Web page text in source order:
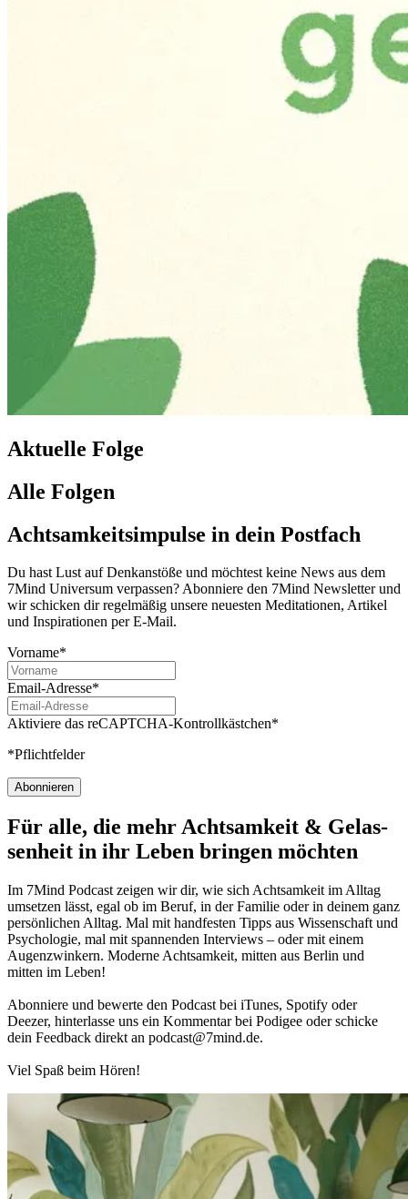
Aktuelle Folge
Alle Folgen
Achtsamkeitsimpulse in dein Postfach
Du hast Lust auf Denkanstöße und möchtest keine News aus dem
7Mind Universum verpassen? Abon­niere den 7Mind News­let­ter und
wir schicken dir regelmäßig unsere neuesten Meditationen, Artikel
und Inspirationen per E-Mail.
Vorname*
Email-Adresse*
Aktiviere das reCAPTCHA-Kontrollkästchen*
*Pflichtfelder
Abonnieren
Für alle, die mehr Acht­sam­keit & Gelas­
sen­heit in ihr Leben brin­gen möch­ten
Im 7Mind Pod­cast zeigen wir dir, wie sich Acht­sam­keit im Alltag
umset­zen lässt, egal ob im Beruf, in der Fami­lie oder in deinem ganz
per­sön­li­chen Alltag. Mal mit hand­fes­ten Tipps aus Wis­sen­schaft und
Psy­cho­lo­gie, mal mit spannenden Interviews – oder mit einem
Augen­zwin­kern. Moderne Acht­sam­keit, mitten aus Berlin und
mitten im Leben!
Abon­niere und bewerte den Pod­cast bei iTunes, Spo­tify oder
Deezer, hin­ter­lasse uns ein Kom­men­tar bei Podigee oder schi­cke
dein Feed­back direkt an podcast@​7​mind.​de.
Viel Spaß beim Hören!